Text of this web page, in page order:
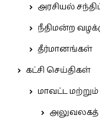
அரசியல்
நீதிமன்ற
தீர்மானங்கள்
கட்சி செய்திகள்
மாவட்ட மற்றும்
அலுவலகத்